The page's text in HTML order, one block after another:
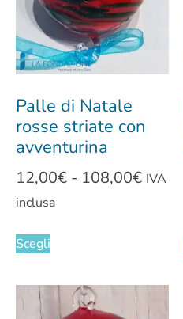
Palle di Natale
rosse striate con
avventurina
12,00€ - 108,00€ IVA
inclusa
Scegli